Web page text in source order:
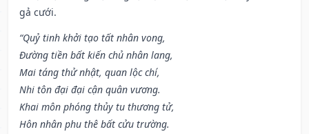
gả cưới.
“Quỷ tinh khởi tạo tất nhân vong,
Đường tiền bất kiến chủ nhân lang,
Mai táng thử nhật, quan lộc chí,
Nhi tôn đại đại cận quân vương.
Khai môn phóng thủy tu thương tử,
Hôn nhân phu thê bất cửu trường.